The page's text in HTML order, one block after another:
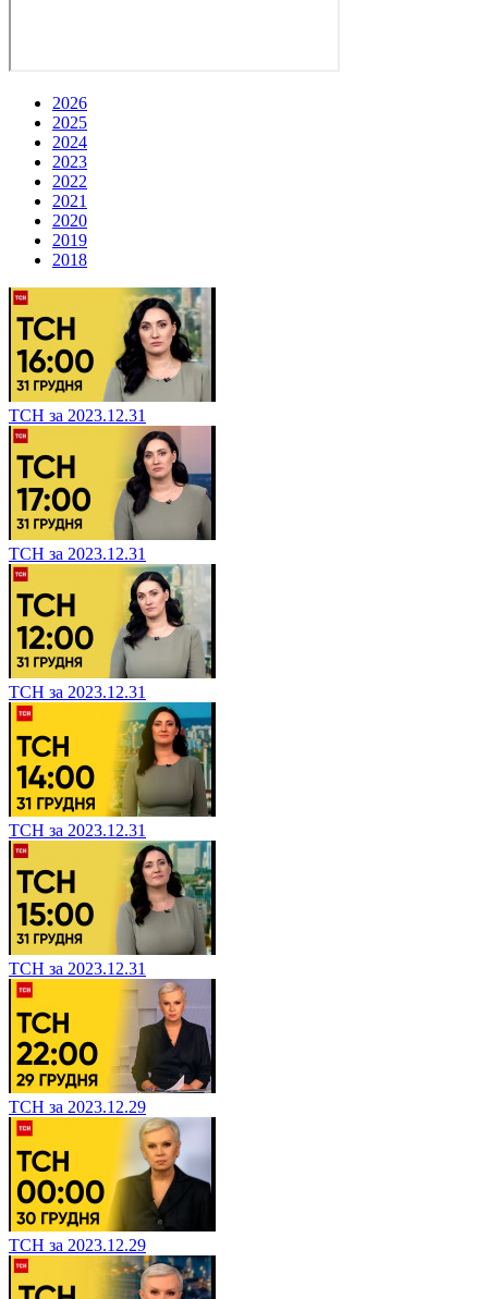
2026
2025
2024
2023
2022
2021
2020
2019
2018
ТСН за 2023.12.31
ТСН за 2023.12.31
ТСН за 2023.12.31
ТСН за 2023.12.31
ТСН за 2023.12.31
ТСН за 2023.12.29
ТСН за 2023.12.29